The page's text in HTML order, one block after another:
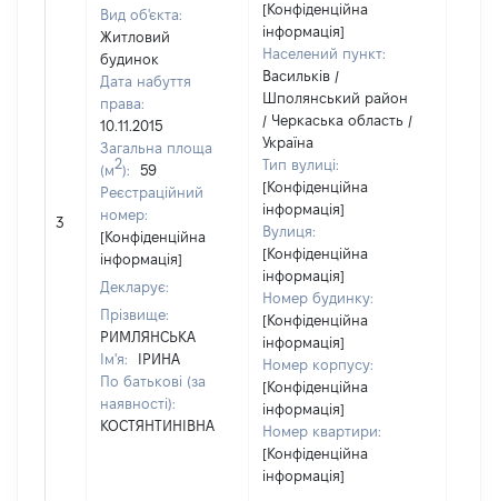
3
Вид об'єкта:
Житловий
будинок
Дата набуття
права:
10.11.2015
Загальна площа
(м2):
59
Реєстраційний
номер:
[Конфіденційна
інформація]
Декларує:
Прізвище:
РИМЛЯНСЬКА
Ім'я:
ІРИНА
По батькові (за
наявності):
КОСТЯНТИНІВНА
[Конфіденційна
інформація]
Населений пункт:
Васильків /
Шполянський район
/ Черкаська область /
Україна
Тип вулиці:
[Конфіденційна
інформація]
Вулиця:
[Конфіденційна
інформація]
Номер будинку:
[Конфіденційна
інформація]
Номер корпусу:
[Конфіденційна
інформація]
Номер квартири:
[Конфіденційна
інформація]